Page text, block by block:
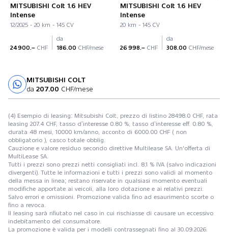
MITSUBISHI Colt 1.6 HEV
Intense
12/2025 - 20 km - 145 CV
24 900.– CHF
da
186.00 CHF/mese
MITSUBISHI Colt 1.6 HEV
Intense
20 km - 145 CV
26 998.– CHF
da
308.00 CHF/mese
MITSUBISHI COLT
da 207.00 CHF/mese
(4) Esempio di leasing: Mitsubishi Colt, prezzo di listino 28498.0 CHF, rata
leasing 207.4 CHF, tasso d’interesse 0.80 %, tasso d’interesse eff. 0.80 %,
durata 48 mesi, 10000 km/anno, acconto di 6000.00 CHF ( non
obbligatorio ), casco totale obblig.
Cauzione e valore residuo secondo direttive Multilease SA. Un'offerta di
MultiLease SA.
Tutti i prezzi sono prezzi netti consigliati incl. 8,1 % IVA (salvo indicazioni
divergenti). Tutte le informazioni e tutti i prezzi sono validi al momento
della messa in linea; restano riservate in qualsiasi momento eventuali
modifiche apportate ai veicoli, alla loro dotazione e ai relativi prezzi.
Salvo errori e omissioni. Promozione valida fino ad esaurimento scorte o
fino a revoca.
Il leasing sarà rifiutato nel caso in cui rischiasse di causare un eccessivo
indebitamento del consumatore.
La promozione è valida per i modelli contrassegnati fino al 30.09.2026.